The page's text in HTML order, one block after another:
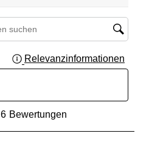
Suchregion
Relevanzinformationen
Bewertungen